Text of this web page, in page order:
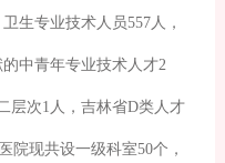
生专业技术人员557人，
中青年专业技术人才2
层次1人，吉林省D类人才
院现共设一级科室50个，